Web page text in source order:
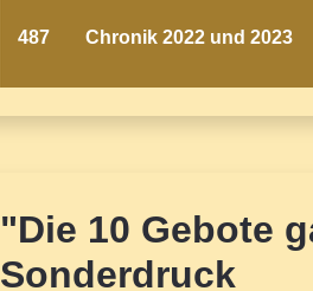
487 Chronik 2022 und 2023
"Die 10 Gebote
Sonderdruck